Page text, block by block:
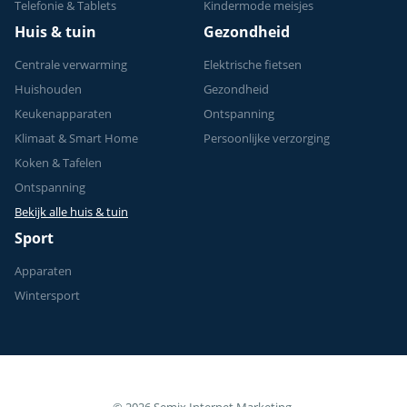
Telefonie & Tablets
Kindermode meisjes
Huis & tuin
Centrale verwarming
Huishouden
Keukenapparaten
Klimaat & Smart Home
Koken & Tafelen
Ontspanning
Bekijk alle huis & tuin
Gezondheid
Elektrische fietsen
Gezondheid
Ontspanning
Persoonlijke verzorging
Sport
Apparaten
Wintersport